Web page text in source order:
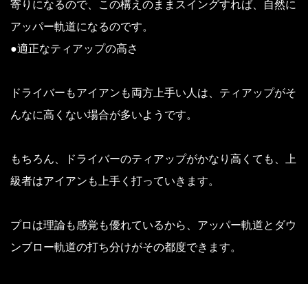
寄りになるので、この構えのままスイングすれば、自然に
アッパー軌道になるのです。
●適正なティアップの高さ
ドライバーもアイアンも両方上手い人は、ティアップがそ
んなに高くない場合が多いようです。
もちろん、ドライバーのティアップがかなり高くても、上
級者はアイアンも上手く打っていきます。
プロは理論も感覚も優れているから、アッパー軌道とダウ
ンブロー軌道の打ち分けがその都度できます。